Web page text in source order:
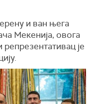
и ван њега
Мекенија, овога
је